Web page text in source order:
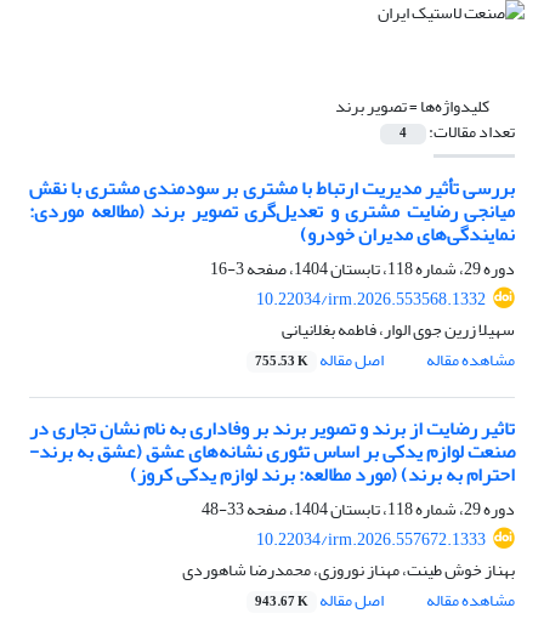
کلیدواژه‌ها =تصویر برند
تعداد مقالات: 4
بررسی تأثیر مدیریت ارتباط با مشتری بر سودمندی مشتری با نقش
میانجی رضایت مشتری و تعدیل‌گری تصویر برند (مطالعه موردی:
نمایندگی‌های مدیران خودرو)
دوره 29، شماره 118، تابستان 1404، صفحه
3-16
10.22034/irm.2026.553568.1332
سهیلا زرین جوی الوار، فاطمه بغلانیانی
مشاهده مقاله
اصل مقاله 755.53 K
تاثیر رضایت از برند و تصویر برند بر وفاداری به نام نشان تجاری در
صنعت لوازم یدکی بر اساس تئوری نشانه‌های عشق (عشق به برند-
احترام به برند) (مورد مطالعه: برند لوازم یدکی کروز)
دوره 29، شماره 118، تابستان 1404، صفحه
33-48
10.22034/irm.2026.557672.1333
بهناز خوش طینت، مهناز نوروزی، محمدرضا شاهوردی
مشاهده مقاله
اصل مقاله 943.67 K